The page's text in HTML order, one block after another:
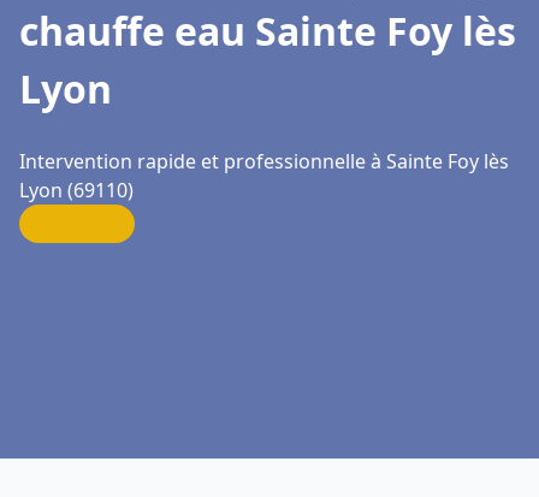
chauffe eau Sainte Foy lès
Lyon
Intervention rapide et professionnelle à Sainte Foy lès
Lyon (69110)